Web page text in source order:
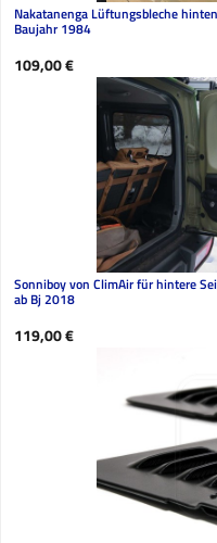
Nakatanenga Lüftungsbleche
Baujahr 1984
Regulärer Preis:
109,00 €
Sonniboy von ClimAir für hintere
ab Bj 2018
Regulärer Preis:
119,00 €